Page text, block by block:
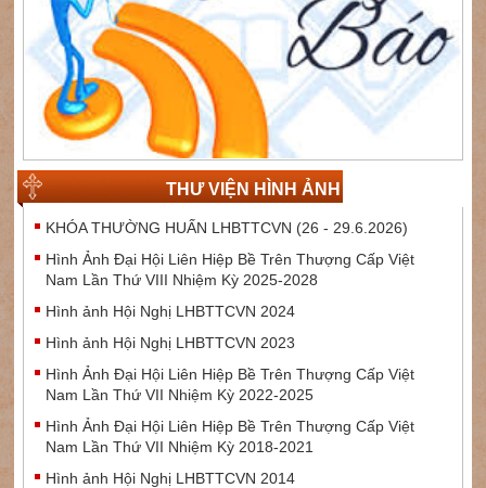
THƯ VIỆN HÌNH ẢNH
KHÓA THƯỜNG HUẤN LHBTTCVN (26 - 29.6.2026)
Hình Ảnh Đại Hội Liên Hiệp Bề Trên Thượng Cấp Việt
Nam Lần Thứ VIII Nhiệm Kỳ 2025-2028
Hình ảnh Hội Nghị LHBTTCVN 2024
Hình ảnh Hội Nghị LHBTTCVN 2023
Hình Ảnh Đại Hội Liên Hiệp Bề Trên Thượng Cấp Việt
Nam Lần Thứ VII Nhiệm Kỳ 2022-2025
Hình Ảnh Đại Hội Liên Hiệp Bề Trên Thượng Cấp Việt
Nam Lần Thứ VII Nhiệm Kỳ 2018-2021
Hình ảnh Hội Nghị LHBTTCVN 2014